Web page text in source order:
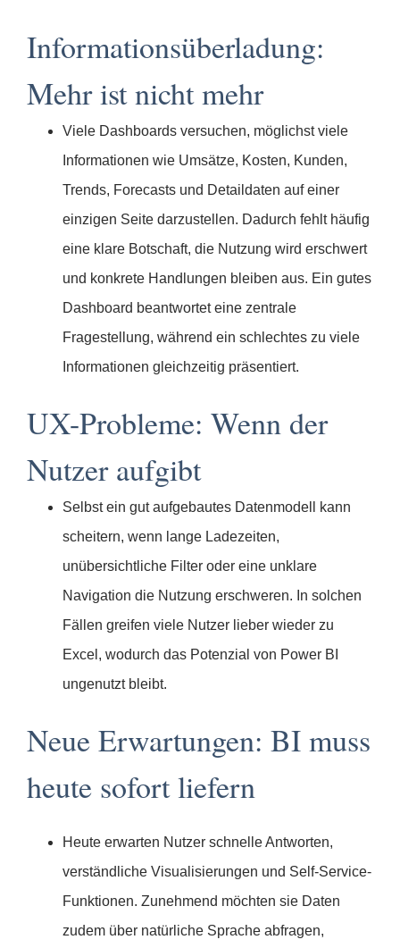
Informationsüberladung:
Mehr ist nicht mehr
Viele Dashboards versuchen, möglichst viele
Informationen wie Umsätze, Kosten, Kunden,
Trends, Forecasts und Detaildaten auf einer
einzigen Seite darzustellen. Dadurch fehlt häufig
eine klare Botschaft, die Nutzung wird erschwert
und konkrete Handlungen bleiben aus. Ein gutes
Dashboard beantwortet eine zentrale
Fragestellung, während ein schlechtes zu viele
Informationen gleichzeitig präsentiert.
UX-Probleme: Wenn der
Nutzer aufgibt
Selbst ein gut aufgebautes Datenmodell kann
scheitern, wenn lange Ladezeiten,
unübersichtliche Filter oder eine unklare
Navigation die Nutzung erschweren. In solchen
Fällen greifen viele Nutzer lieber wieder zu
Excel, wodurch das Potenzial von Power BI
ungenutzt bleibt.
Neue Erwartungen: BI muss
heute sofort liefern
Heute erwarten Nutzer schnelle Antworten,
verständliche Visualisierungen und Self-Service-
Funktionen. Zunehmend möchten sie Daten
zudem über natürliche Sprache abfragen,